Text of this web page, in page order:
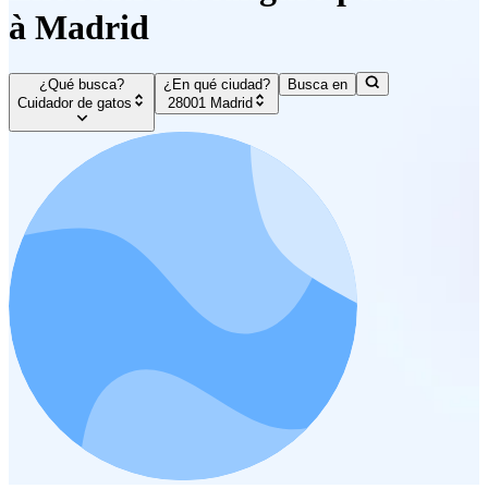
à Madrid
¿Qué busca?
Cuidador de gatos
¿En qué ciudad?
28001 Madrid
Busca en